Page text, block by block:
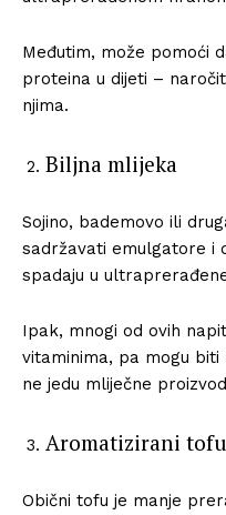
Međutim, može pomoći
proteina u dijeti –
njima.
Biljna mlijeka
Sojino, bademovo ili
sadržavati emulgatore i
spadaju u
Ipak, mnogi od ovih
vitaminima, pa mogu
ne jedu mliječne
Aromatizirani tofu
Obični tofu je manje